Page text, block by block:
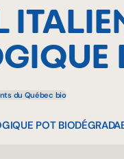
du Québec bio
POT